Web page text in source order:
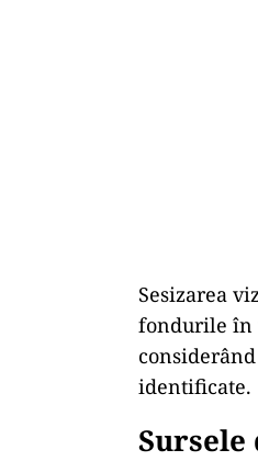
Sesizarea
fondurile în
identificate.